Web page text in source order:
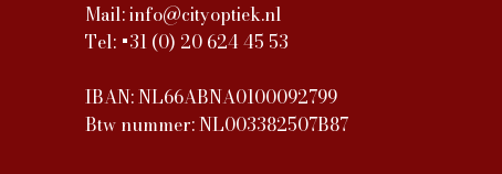
Mail:info@cityoptiek.nl
Tel: +31 (0) 20 624 45 53
IBAN: NL66ABNA0100092799
Btw nummer: NL003382507B87